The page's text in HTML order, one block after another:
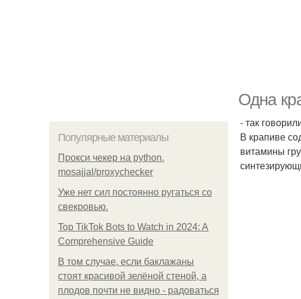
Одна
Популярные материалы
Прокси чекер на python.
mosajjal/proxychecker
Уже нет сил постоянно ругаться со
свекровью.
Top TikTok Bots to Watch in 2024: A
Comprehensive Guide
В том случае, если баклажаны
стоят красивой зелёной стеной, а
плодов почти не видно - радоваться
- так
В крапиве
витамины